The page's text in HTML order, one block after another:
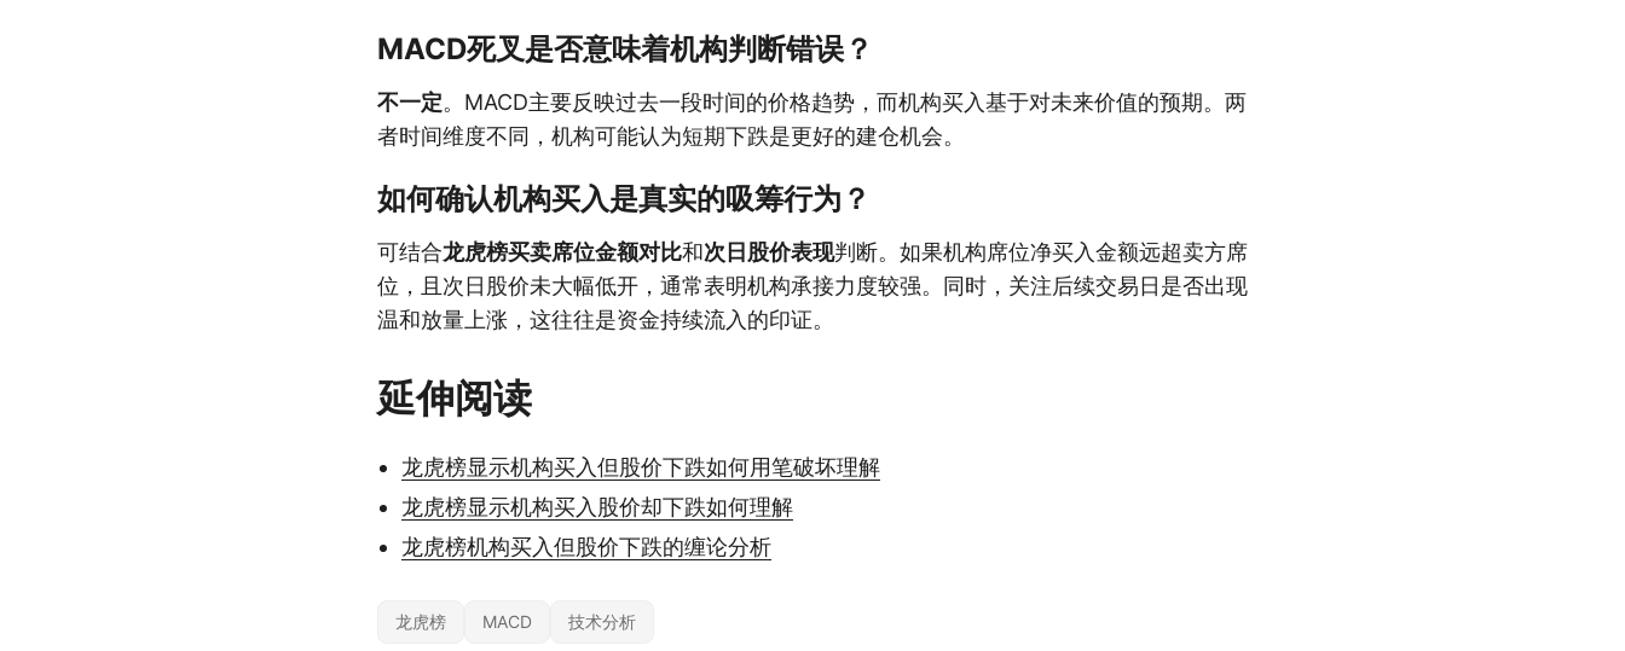
MACD死叉是否意味着机构判断错误？
不一定。MACD主要反映过去一段时间的价格趋势，而机构买入基于对未来价值的预期。两
者时间维度不同，机构可能认为短期下跌是更好的建仓机会。
如何确认机构买入是真实的吸筹行为？
可结合龙虎榜买卖席位金额对比和次日股价表现判断。如果机构席位净买入金额远超卖方席
位，且次日股价未大幅低开，通常表明机构承接力度较强。同时，关注后续交易日是否出现
温和放量上涨，这往往是资金持续流入的印证。
延伸阅读
龙虎榜显示机构买入但股价下跌如何用笔破坏理解
龙虎榜显示机构买入股价却下跌如何理解
龙虎榜机构买入但股价下跌的缠论分析
龙虎榜 MACD 技术分析